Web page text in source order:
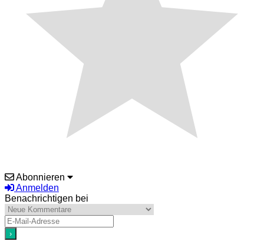
Abonnieren
Anmelden
Benachrichtigen bei